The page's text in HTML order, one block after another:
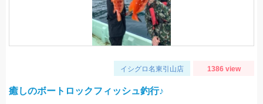
イシグロ名東引山店 1386 view
癒しのボートロックフィッシュ釣行♪